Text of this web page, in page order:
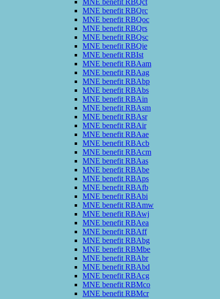
MNE benefit RBQct
MNE benefit RBQrc
MNE benefit RBQoc
MNE benefit RBQrs
MNE benefit RBQsc
MNE benefit RBQie
MNE benefit RBIst
MNE benefit RBAam
MNE benefit RBAag
MNE benefit RBAbp
MNE benefit RBAbs
MNE benefit RBAin
MNE benefit RBAsm
MNE benefit RBAsr
MNE benefit RBAir
MNE benefit RBAae
MNE benefit RBAcb
MNE benefit RBAcm
MNE benefit RBAas
MNE benefit RBAbe
MNE benefit RBAps
MNE benefit RBAfb
MNE benefit RBAbi
MNE benefit RBAmw
MNE benefit RBAwj
MNE benefit RBAea
MNE benefit RBAff
MNE benefit RBAbg
MNE benefit RBMbe
MNE benefit RBAbr
MNE benefit RBAbd
MNE benefit RBAcg
MNE benefit RBMco
MNE benefit RBMcr